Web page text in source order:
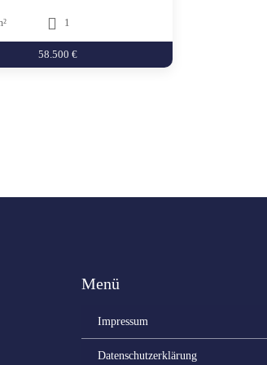
1
58.500 €
Menü
Impressum
Datenschutzerklärung